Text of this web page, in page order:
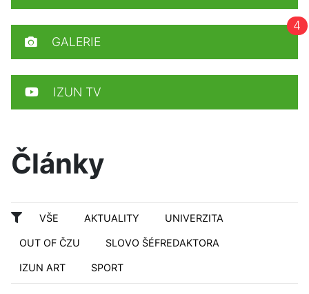
Články
VŠE AKTUALITY UNIVERZITA
OUT OF ČZU SLOVO ŠÉFREDAKTORA
IZUN ART SPORT
GALERIE
4
IZUN TV